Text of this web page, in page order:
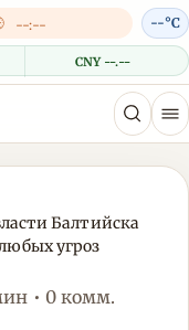
--:--
CNY --.--
--°C
Балтийска
угроз
• 0 комм.